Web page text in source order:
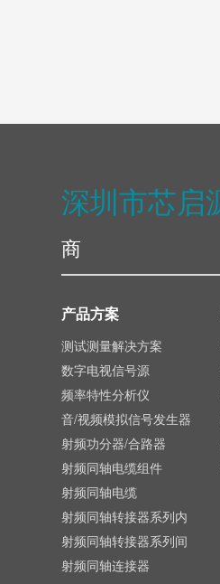
深圳市芯启
商
产品方案
测试测量解决方案
数字电视信号源
频率特性分析仪
音/视频模拟信号发生器
射频功分器/合路器
射频同轴电缆组件
射频同轴电缆
射频同轴转接器系列内
射频同轴转接器系列间
射频同轴连接器